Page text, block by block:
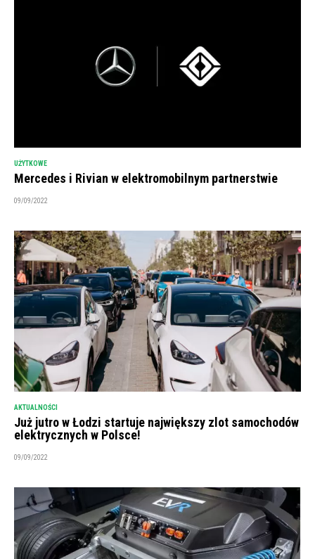
UŻYTKOWE
Mercedes i Rivian w elektromobilnym partnerstwie
09/09/2022
AKTUALNOŚCI
Już jutro w Łodzi startuje największy zlot samochodów
elektrycznych w Polsce!
09/09/2022